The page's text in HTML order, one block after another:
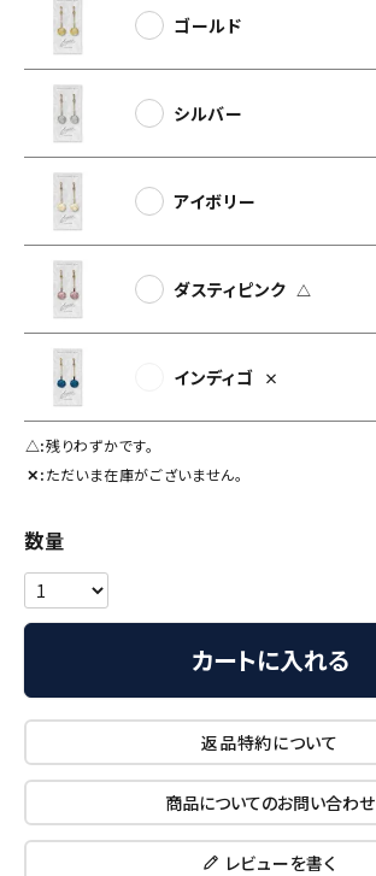
ゴールド
シルバー
アイボリー
ダスティピンク △
インディゴ ×
△ 残りわずかです。
✕ ただいま在庫がございません。
カートに入れる
返品特約について
商品についてのお問い合わせ
レビューを書く